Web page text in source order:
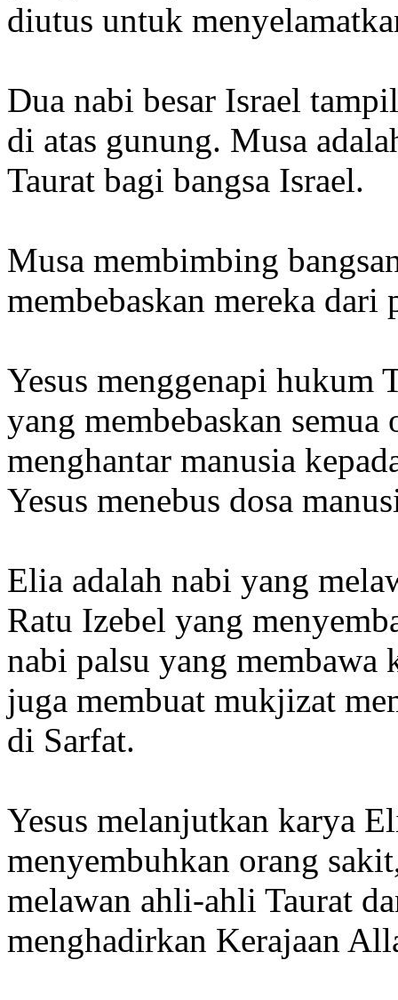
diutus untuk
Dua nabi besar Israel
di atas gunung. Musa
Taurat bagi bangsa Israel.
Musa membimbing
membebaskan mereka
Yesus menggenapi hukum
yang membebaskan
menghantar manusia
Yesus menebus dosa
Elia adalah nabi yang
Ratu Izebel yang
nabi palsu yang membawa
juga membuat mukjizat
di Sarfat.
Yesus melanjutkan karya
menyembuhkan orang
melawan ahli-ahli Taurat
menghadirkan Kerajaan